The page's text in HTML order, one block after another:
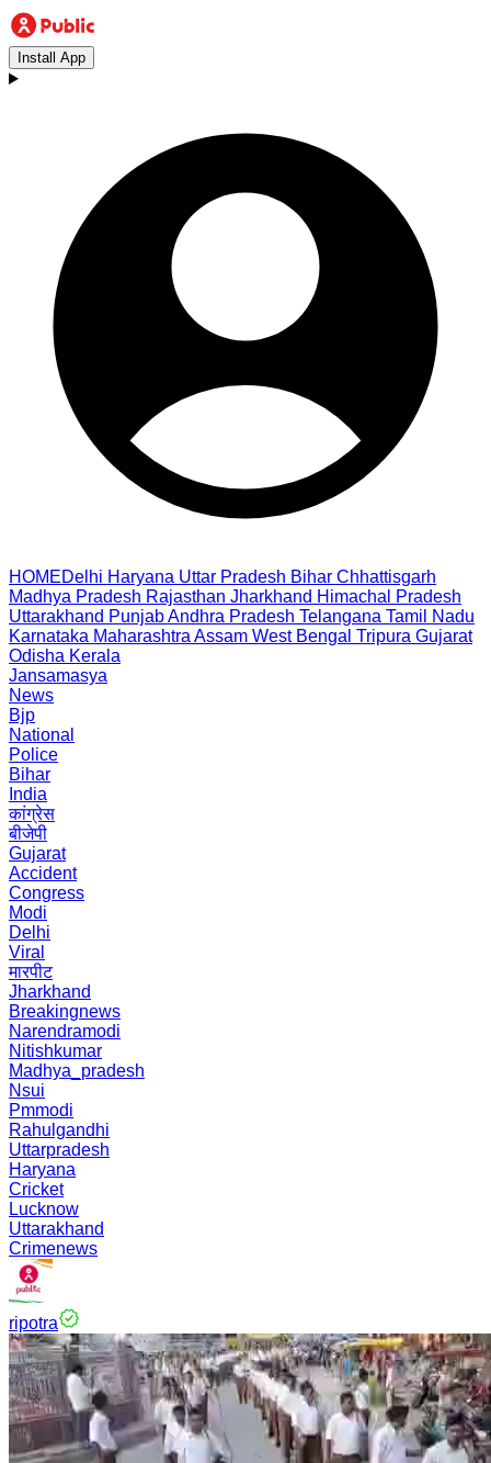
Install App
HOMEDelhi Haryana Uttar Pradesh Bihar Chhattisgarh
Madhya Pradesh Rajasthan Jharkhand Himachal Pradesh
Uttarakhand PunjabAndhra Pradesh Telangana Tamil Nadu
Karnataka Maharashtra Assam West Bengal Tripura Gujarat
Odisha Kerala
Jansamasya
News
Bjp
National
Police
Bihar
India
कांग्रेस
बीजेपी
Gujarat
Accident
Congress
Modi
Delhi
Viral
मारपीट
Jharkhand
Breakingnews
Narendramodi
Nitishkumar
Madhya_pradesh
Nsui
Pmmodi
Rahulgandhi
Uttarpradesh
Haryana
Cricket
Lucknow
Uttarakhand
Crimenews
ripotra